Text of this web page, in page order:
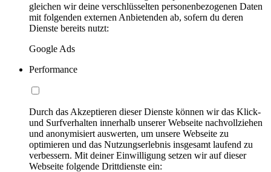
gleichen wir deine verschlüsselten personenbezogenen Daten
mit folgenden externen Anbietenden ab, sofern du deren
Dienste bereits nutzt:
Google Ads
Performance
Durch das Akzeptieren dieser Dienste können wir das Klick-
und Surfverhalten innerhalb unserer Webseite nachvollziehen
und anonymisiert auswerten, um unsere Webseite zu
optimieren und das Nutzungserlebnis insgesamt laufend zu
verbessern. Mit deiner Einwilligung setzen wir auf dieser
Webseite folgende Drittdienste ein: